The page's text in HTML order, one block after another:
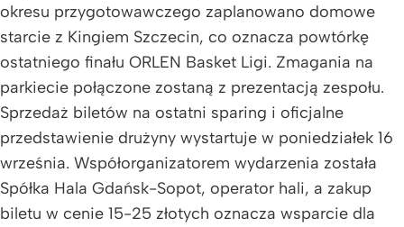
okresu przygotowawczego zaplanowano domowe
starcie z Kingiem Szczecin, co oznacza powtórkę
ostatniego finału ORLEN Basket Ligi. Zmagania na
parkiecie połączone zostaną z prezentacją zespołu.
Sprzedaż biletów na ostatni sparing i oficjalne
przedstawienie drużyny wystartuje w poniedziałek 16
września. Współorganizatorem wydarzenia została
Spółka Hala Gdańsk-Sopot, operator hali, a zakup
biletu w cenie 15-25 złotych oznacza wsparcie dla